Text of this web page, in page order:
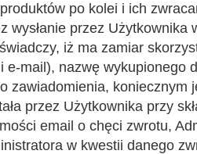
po kolei i ich
wysłanie przez Użytkownika
iż ma zamiar
mail), nazwę wykupionego
zawiadomienia, koniecznym
przez Użytkownika przy
email o chęci zwrotu,
w kwestii danego